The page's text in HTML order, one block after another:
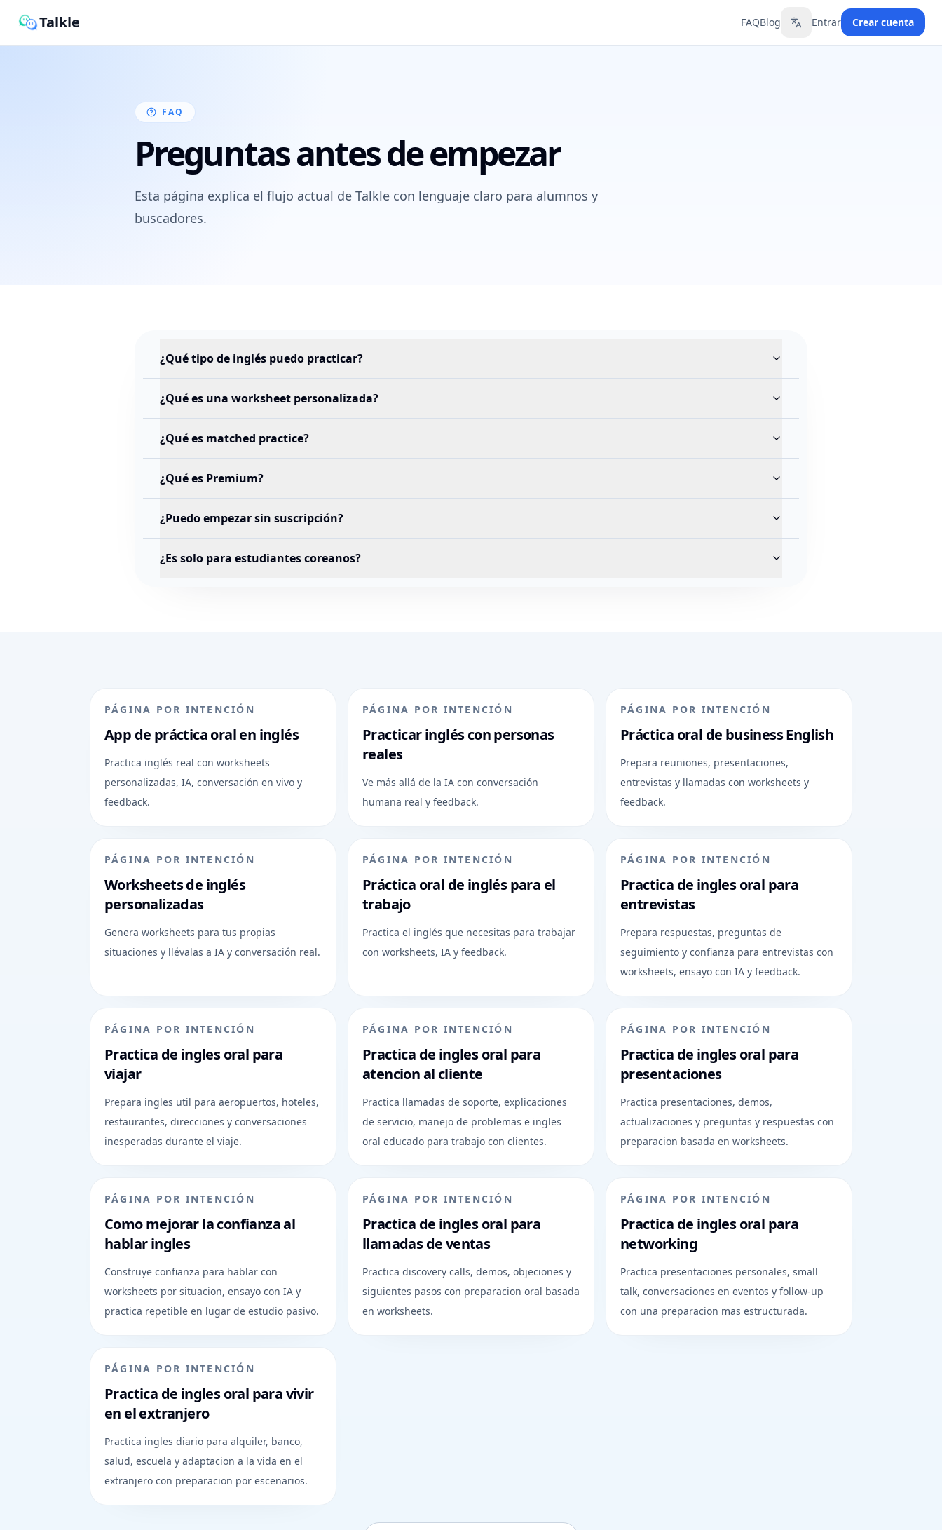
Talkle FAQBlog Toggle language
Entrar Crear cuenta
FAQ
Preguntas antes de empezar
Esta página explica el flujo actual de Talkle con lenguaje claro para alumnos y
buscadores.
¿Qué tipo de inglés puedo practicar?
¿Qué es una worksheet personalizada?
¿Qué es matched practice?
¿Qué es Premium?
¿Puedo empezar sin suscripción?
¿Es solo para estudiantes coreanos?
PÁGINA POR INTENCIÓN
App de práctica oral en inglés
Practica inglés real con worksheets
personalizadas, IA, conversación en vivo y
feedback.
PÁGINA POR INTENCIÓN
Practicar inglés con personas
reales
Ve más allá de la IA con conversación
humana real y feedback.
PÁGINA POR INTENCIÓN
Práctica oral de business English
Prepara reuniones, presentaciones,
entrevistas y llamadas con worksheets y
feedback.
PÁGINA POR INTENCIÓN
Worksheets de inglés
personalizadas
Genera worksheets para tus propias
situaciones y llévalas a IA y conversación real.
PÁGINA POR INTENCIÓN
Práctica oral de inglés para el
trabajo
Practica el inglés que necesitas para trabajar
con worksheets, IA y feedback.
PÁGINA POR INTENCIÓN
Practica de ingles oral para
entrevistas
Prepara respuestas, preguntas de
seguimiento y confianza para entrevistas con
worksheets, ensayo con IA y feedback.
PÁGINA POR INTENCIÓN
Practica de ingles oral para
viajar
Prepara ingles util para aeropuertos, hoteles,
restaurantes, direcciones y conversaciones
inesperadas durante el viaje.
PÁGINA POR INTENCIÓN
Practica de ingles oral para
atencion al cliente
Practica llamadas de soporte, explicaciones
de servicio, manejo de problemas e ingles
oral educado para trabajo con clientes.
PÁGINA POR INTENCIÓN
Practica de ingles oral para
presentaciones
Practica presentaciones, demos,
actualizaciones y preguntas y respuestas con
preparacion basada en worksheets.
PÁGINA POR INTENCIÓN
Como mejorar la confianza al
hablar ingles
Construye confianza para hablar con
worksheets por situacion, ensayo con IA y
practica repetible en lugar de estudio pasivo.
PÁGINA POR INTENCIÓN
Practica de ingles oral para
llamadas de ventas
Practica discovery calls, demos, objeciones y
siguientes pasos con preparacion oral basada
en worksheets.
PÁGINA POR INTENCIÓN
Practica de ingles oral para
networking
Practica presentaciones personales, small
talk, conversaciones en eventos y follow-up
con una preparacion mas estructurada.
PÁGINA POR INTENCIÓN
Practica de ingles oral para vivir
en el extranjero
Practica ingles diario para alquiler, banco,
salud, escuela y adaptacion a la vida en el
extranjero con preparacion por escenarios.